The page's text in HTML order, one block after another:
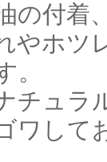
の付着
やホツ
。
チュラ
ワして